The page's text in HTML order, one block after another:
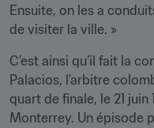
Ensuite, on les a
de visiter la ville. »
C’est ainsi qu’il fait la
Palacios, l’arbitre
quart de finale, le 21
Monterrey. Un épisode